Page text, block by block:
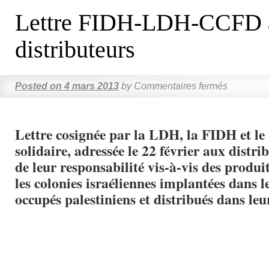
Lettre FIDH-LDH-CCFD
distributeurs
Posted on 4 mars 2013 by Commentaires fermés
Lettre cosignée par la LDH, la FIDH et
solidaire, adressée le 22 février aux
de leur responsabilité vis-à-vis des
les colonies israéliennes implantées dans
occupés palestiniens et distribués dans